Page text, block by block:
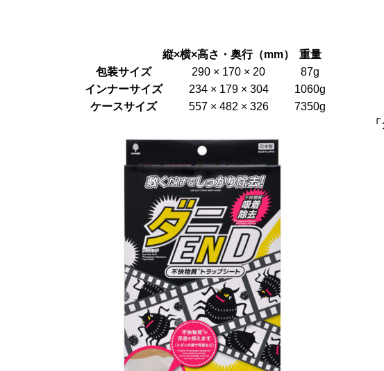
縦×横×高さ・奥行（mm）
重量
包装サイズ
290 × 170 × 20
87g
インナーサイズ
234 × 179 × 304
1060g
ケースサイズ
557 × 482 × 326
7350g